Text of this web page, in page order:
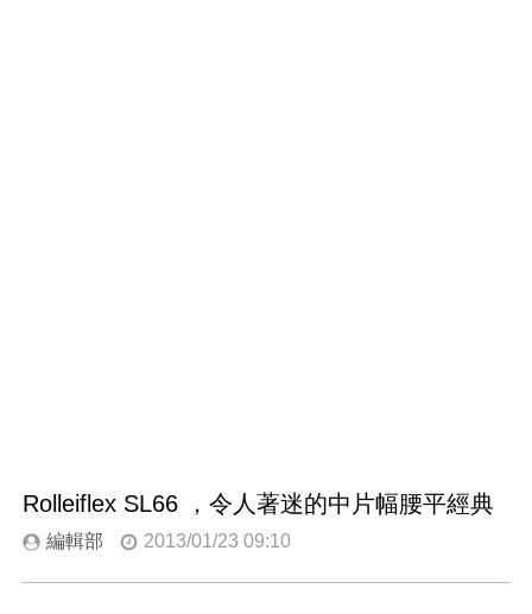
Rolleiflex SL66 ，令人著迷的中片幅腰平經典
編輯部 2013/01/23 09:10